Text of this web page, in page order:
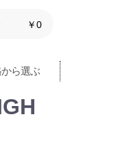
￥0
ら選ぶ